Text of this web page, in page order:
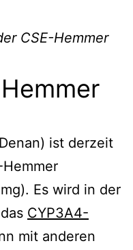
CSE-Hemmer
ist derzeit
Es wird in der
CYP3A4-
mit anderen